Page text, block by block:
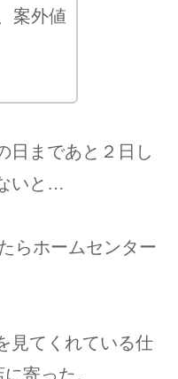
案外値
日まであと２日し
いと…
らホームセンター
見てくれている仕
寄った。